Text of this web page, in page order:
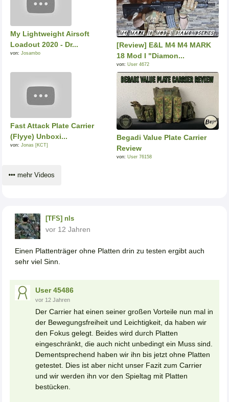
My Lightweight Airsoft
Loadout 2020 - Dr...
von: Josambo
[Review] E&L M4 M4 MARK
18 Mod I "Diamon...
von: User 4672
Fast Attack Plate Carrier
(Flyye) Unboxi...
von: Jonas [KCT]
Begadi Value Plate Carrier
Review
von: User 76158
mehr Videos
[TFS] nls
vor 12 Jahren
Einen Plattenträger ohne Platten drin zu testen ergibt auch
sehr viel Sinn.
User 45486
vor 12 Jahren
Der Carrier hat einen seiner großen Vorteile nun mal in
der Bewegungsfreiheit und Leichtigkeit, da haben wir
den Fokus gelegt. Beides wird durch Platten
eingeschränkt, die auch nicht unbedingt ein Muss sind.
Dementsprechend haben wir ihn bis jetzt ohne Platten
getestet. Dies ist aber nicht unser Fazit zum Carrier
und wir werden ihn vor den Spieltag mit Platten
bestücken.